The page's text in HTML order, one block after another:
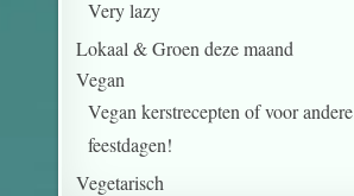
Very lazy
Lokaal & Groen deze maand
Vegan
Vegan kerstrecepten of voor andere
feestdagen!
Vegetarisch